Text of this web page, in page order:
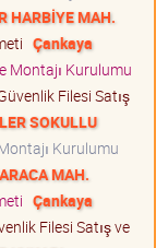
HARBİYE MAH.
Çankaya
Montajı Kurulumu
Filesi Satış
SOKULLU
Kurulumu
MAH.
Çankaya
Filesi Satış ve